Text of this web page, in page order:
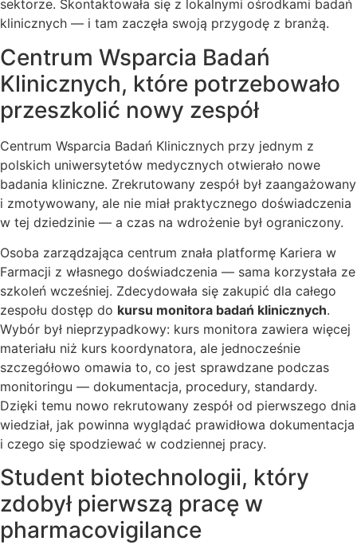
sektorze. Skontaktowała się z lokalnymi ośrodkami badań
klinicznych — i tam zaczęła swoją przygodę z branżą.
Centrum Wsparcia Badań
Klinicznych, które potrzebowało
przeszkolić nowy zespół
Centrum Wsparcia Badań Klinicznych przy jednym z
polskich uniwersytetów medycznych otwierało nowe
badania kliniczne. Zrekrutowany zespół był zaangażowany
i zmotywowany, ale nie miał praktycznego doświadczenia
w tej dziedzinie — a czas na wdrożenie był ograniczony.
Osoba zarządzająca centrum znała platformę Kariera w
Farmacji z własnego doświadczenia — sama korzystała ze
szkoleń wcześniej. Zdecydowała się zakupić dla całego
zespołu dostęp do kursu monitora badań klinicznych.
Wybór był nieprzypadkowy: kurs monitora zawiera więcej
materiału niż kurs koordynatora, ale jednocześnie
szczegółowo omawia to, co jest sprawdzane podczas
monitoringu — dokumentacja, procedury, standardy.
Dzięki temu nowo rekrutowany zespół od pierwszego dnia
wiedział, jak powinna wyglądać prawidłowa dokumentacja
i czego się spodziewać w codziennej pracy.
Student biotechnologii, który
zdobył pierwszą pracę w
pharmacovigilance